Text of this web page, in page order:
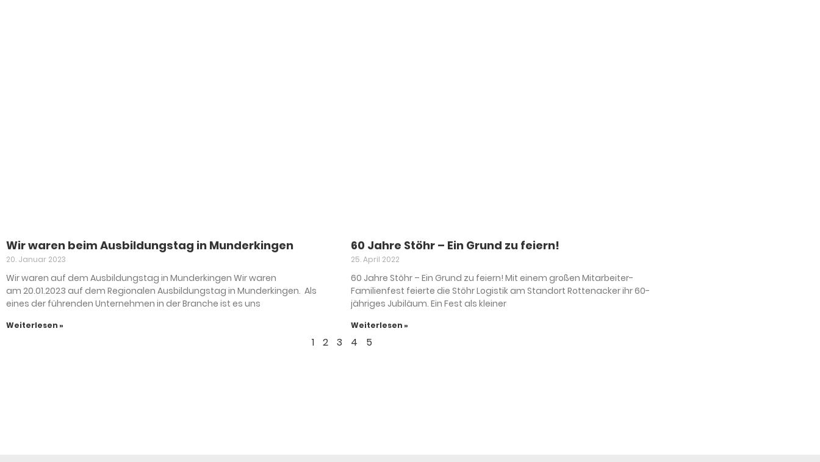
Wir waren beim Ausbildungstag in Munderkingen
20. Januar 2023
Wir waren auf dem Ausbildungstag in Munderkingen Wir waren
am 20.01.2023 auf dem Regionalen Ausbildungstag in Munderkingen. Als
eines der führenden Unternehmen in der Branche ist es uns
Weiterlesen »
60 Jahre Stöhr – Ein Grund zu feiern!
25. April 2022
60 Jahre Stöhr – Ein Grund zu feiern! Mit einem großen Mitarbeiter-
Familienfest feierte die Stöhr Logistik am Standort Rottenacker ihr 60-
jähriges Jubiläum. Ein Fest als kleiner
Weiterlesen »
1 2 3 4 5